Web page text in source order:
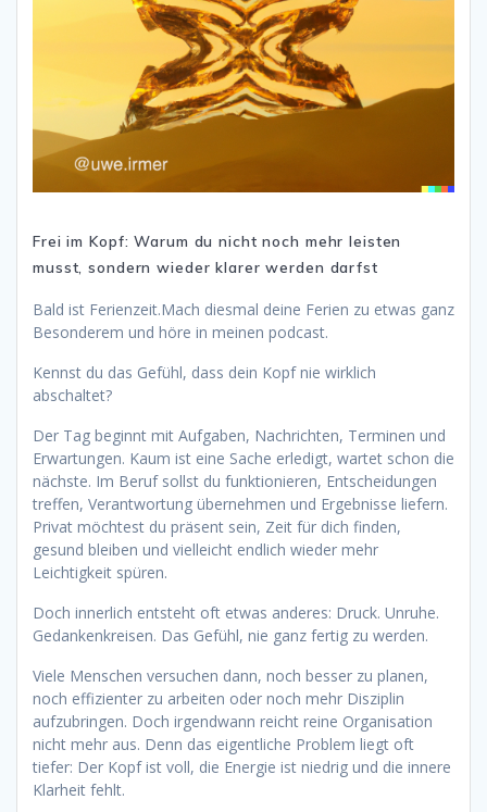
Frei im Kopf: Warum du nicht noch mehr leisten
musst, sondern wieder klarer werden darfst
Bald ist Ferienzeit.Mach diesmal deine Ferien zu etwas ganz
Besonderem und höre in meinen podcast.
Kennst du das Gefühl, dass dein Kopf nie wirklich
abschaltet?
Der Tag beginnt mit Aufgaben, Nachrichten, Terminen und
Erwartungen. Kaum ist eine Sache erledigt, wartet schon die
nächste. Im Beruf sollst du funktionieren, Entscheidungen
treffen, Verantwortung übernehmen und Ergebnisse liefern.
Privat möchtest du präsent sein, Zeit für dich finden,
gesund bleiben und vielleicht endlich wieder mehr
Leichtigkeit spüren.
Doch innerlich entsteht oft etwas anderes: Druck. Unruhe.
Gedankenkreisen. Das Gefühl, nie ganz fertig zu werden.
Viele Menschen versuchen dann, noch besser zu planen,
noch effizienter zu arbeiten oder noch mehr Disziplin
aufzubringen. Doch irgendwann reicht reine Organisation
nicht mehr aus. Denn das eigentliche Problem liegt oft
tiefer: Der Kopf ist voll, die Energie ist niedrig und die innere
Klarheit fehlt.